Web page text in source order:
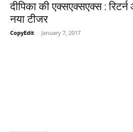
दीपिका की एक्‍सएक्‍सएक्‍स :
नया टीजर
CopyEdit - January 7, 2017